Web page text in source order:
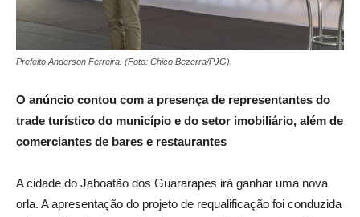
Prefeito Anderson Ferreira. (Foto: Chico Bezerra/PJG).
O anúncio contou com a presença de representantes do
trade turístico do município e do setor imobiliário, além de
comerciantes de bares e restaurantes
A cidade do Jaboatão dos Guararapes irá ganhar uma nova
orla. A apresentação do projeto de requalificação foi conduzida